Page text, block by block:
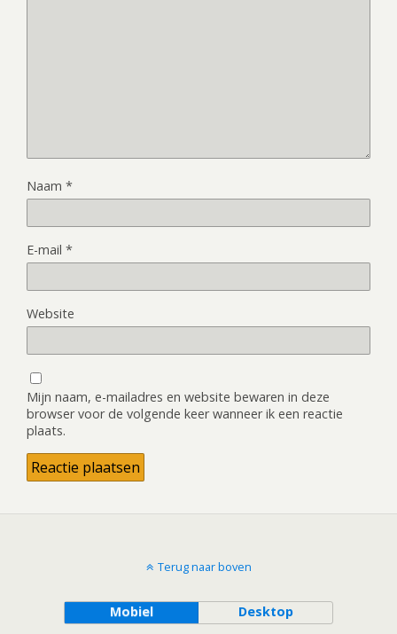
Naam *
E-mail *
Website
Mijn naam, e-mailadres en website bewaren in deze
browser voor de volgende keer wanneer ik een reactie
plaats.
Terug naar boven
Mobiel Desktop